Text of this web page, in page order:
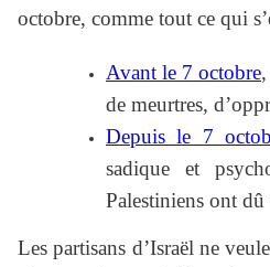
octobre, comme tout ce qui
Avant le 7 octobre
de meurtres,
Depuis le 7
sadique et
Palestiniens ont
Les partisans d’Israël ne